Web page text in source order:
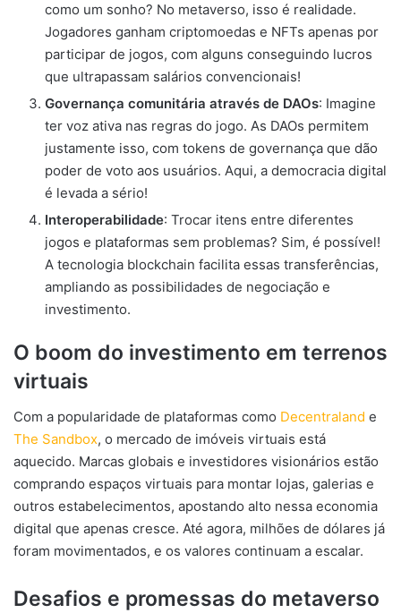
como um sonho? No metaverso, isso é realidade.
Jogadores ganham criptomoedas e NFTs apenas por
participar de jogos, com alguns conseguindo lucros
que ultrapassam salários convencionais!
Governança comunitária através de DAOs: Imagine
ter voz ativa nas regras do jogo. As DAOs permitem
justamente isso, com tokens de governança que dão
poder de voto aos usuários. Aqui, a democracia digital
é levada a sério!
Interoperabilidade: Trocar itens entre diferentes
jogos e plataformas sem problemas? Sim, é possível!
A tecnologia blockchain facilita essas transferências,
ampliando as possibilidades de negociação e
investimento.
O boom do investimento em terrenos
virtuais
Com a popularidade de plataformas como Decentraland e
The Sandbox, o mercado de imóveis virtuais está
aquecido. Marcas globais e investidores visionários estão
comprando espaços virtuais para montar lojas, galerias e
outros estabelecimentos, apostando alto nessa economia
digital que apenas cresce. Até agora, milhões de dólares já
foram movimentados, e os valores continuam a escalar.
Desafios e promessas do metaverso